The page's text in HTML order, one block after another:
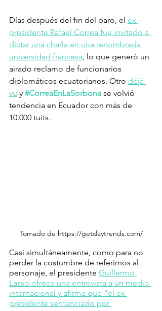
Días después del fin del paro, el ex
presidente Rafael Correa fue invitado a
dictar una charla en una renombrada
universidad francesa, lo que generó un
airado reclamo de funcionarios
diplomáticos ecuatorianos. Otro déjà
vu y #CorreaEnLaSorbona se volvió
tendencia en Ecuador con más de
10.000 tuits.
Tomado de https://getdaytrends.com/
Casi simultáneamente, como para no
perder la costumbre de referirnos al
personaje, el presidente Guillermo
Lasso ofrece una entrevista a un medio
internacional y afirma que "el ex
presidente sentenciado por